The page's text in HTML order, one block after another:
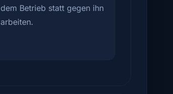
dem Betrieb statt gegen ihn
arbeiten.